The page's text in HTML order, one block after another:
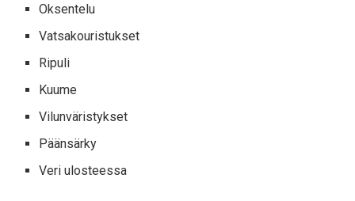
Oksentelu
Vatsakouristukset
Ripuli
Kuume
Vilunväristykset
Päänsärky
Veri ulosteessa